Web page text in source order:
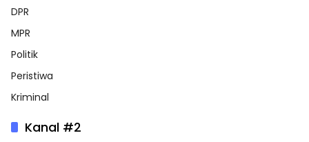
DPR
MPR
Politik
Peristiwa
Kriminal
Kanal #2